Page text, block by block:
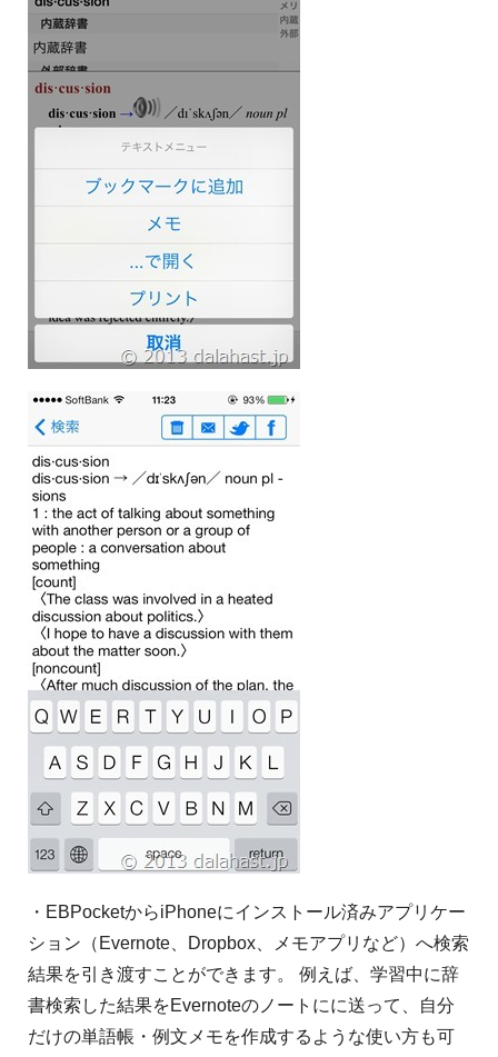
・EBPocketからiPhoneにインストール済みアプリケー
ション（Evernote、Dropbox、メモアプリなど）へ検索
結果を引き渡すことができます。 例えば、学習中に辞
書検索した結果をEvernoteのノートにに送って、自分
だけの単語帳・例文メモを作成するような使い方も可